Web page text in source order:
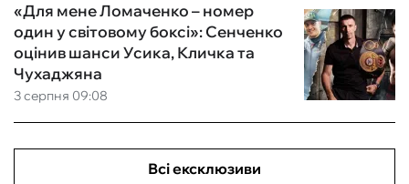
3 серпня 09:08
«Для мене Ломаченко – номер
один у світовому боксі»: Сенченко
оцінив шанси Усика, Кличка та
Чухаджяна
Всі ексклюзиви